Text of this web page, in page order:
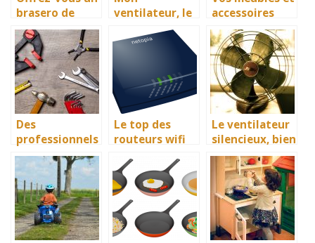
brasero de
jardin ou de
terrasse
ventilateur, le
informatif sur
appareils
accessoires
réalisés par
des ébénistes
Des
professionnels
de la
climatisation
Le top des
routeurs wifi
Le ventilateur
silencieux, bien
plus
avantageux